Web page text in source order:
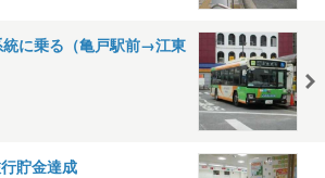
に乗る（亀戸駅前→江東
貯金達成